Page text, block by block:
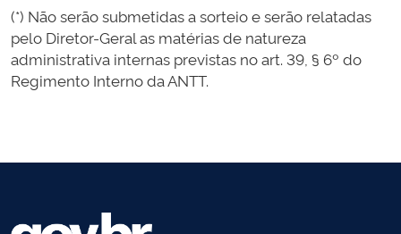
(*) Não serão submetidas a sorteio e serão relatadas
pelo Diretor-Geral as matérias de natureza
administrativa internas previstas no art. 39, § 6º do
Regimento Interno da ANTT.